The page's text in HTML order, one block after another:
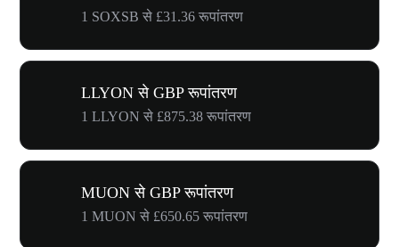
1 SOXSB से £31.36 रूपांतरण
LLYON से GBP रूपांतरण
1 LLYON से £875.38 रूपांतरण
MUON से GBP रूपांतरण
1 MUON से £650.65 रूपांतरण